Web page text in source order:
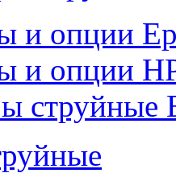
и опции
и опции
струйные